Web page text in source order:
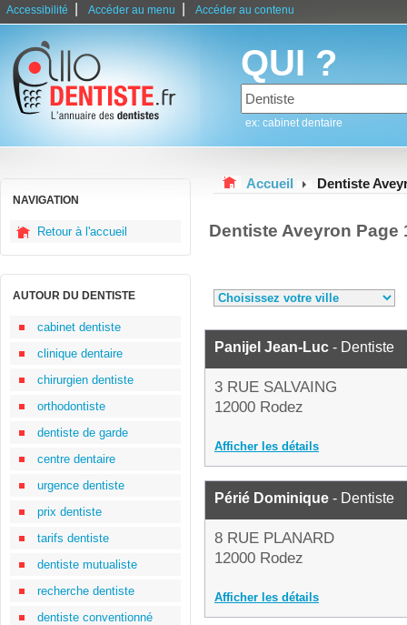
Accessibilité Accéder au menu Accéder au contenu
QUI ?
ex: cabinet dentaire
NAVIGATION
Retour à l'accueil
AUTOUR DU DENTISTE
cabinet dentiste
clinique dentaire
chirurgien dentiste
orthodontiste
dentiste de garde
centre dentaire
urgence dentiste
prix dentiste
tarifs dentiste
dentiste mutualiste
recherche dentiste
dentiste conventionné
Accueil Dentiste
Dentiste Aveyron Page
Panijel Jean-Luc - Dentiste
3 RUE SALVAING
12000 Rodez
Afficher les détails
Périé Dominique - Dentiste
8 RUE PLANARD
12000 Rodez
Afficher les détails